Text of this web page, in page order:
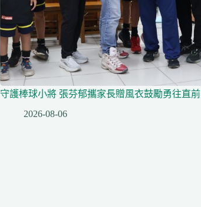
守護棒球小將 張芬郁攜家長贈風衣鼓勵勇往直前
2026-08-06